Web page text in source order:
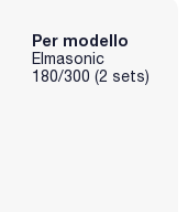
Per modello
Elmasonic
180/300 (2 sets)